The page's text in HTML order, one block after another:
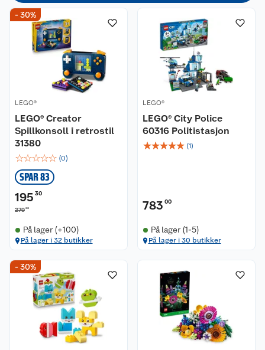
- 30%
LEGO®
LEGO® Creator
Spillkonsoll i retrostil
31380
☆☆☆☆☆ (0)
SPAR 83
195 30
27900
På lager (+100)
På lager i 32 butikker
LEGO®
LEGO® City Police
60316 Politistasjon
☆☆☆☆☆ (1)
783 00
På lager (1-5)
På lager i 30 butikker
- 30%